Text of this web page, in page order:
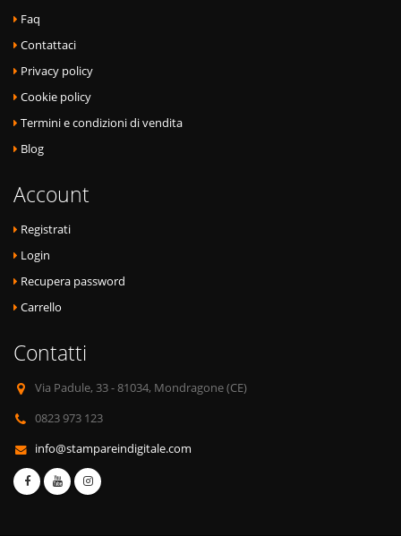
Faq
Contattaci
Privacy policy
Cookie policy
Termini e condizioni di vendita
Blog
Account
Registrati
Login
Recupera password
Carrello
Contatti
Via Padule, 33 - 81034, Mondragone (CE)
0823 973 123
info@stampareindigitale.com